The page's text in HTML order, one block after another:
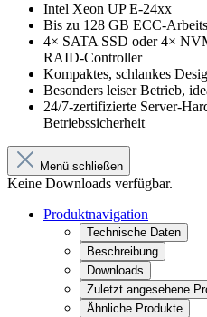
Intel Xeon UP E-24xx
Bis zu 128 GB ECC-
4× SATA SSD oder 4×
RAID-Controller
Kompaktes, schlankes
Besonders leiser Betrieb,
24/7-zertifizierte Server-
Betriebssicherheit
Menü schließen
Keine Downloads verfügbar.
Produktnavigation
Technische Daten
Beschreibung
Downloads
Zuletzt angesehene
Ähnliche Produkte